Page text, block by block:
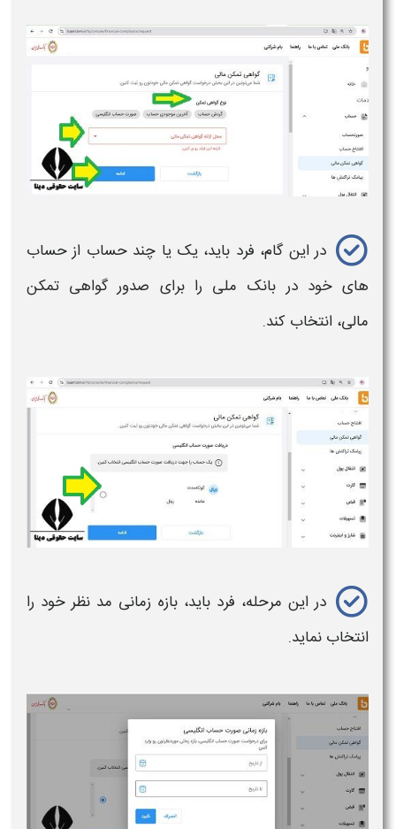
در این گام، فرد باید، یک یا چند حساب از حساب
های خود در بانک ملی را برای صدور گواهی تمکن
مالی، انتخاب کند.
در این مرحله، فرد باید، بازه زمانی مد نظر خود را
انتخاب نماید.